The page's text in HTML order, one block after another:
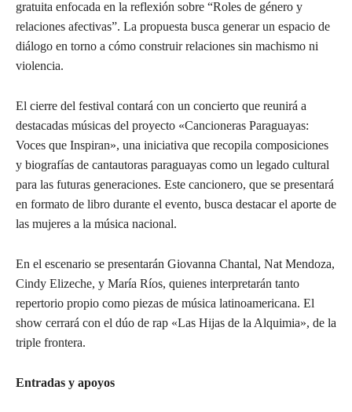
gratuita enfocada en la reflexión sobre “Roles de género y
relaciones afectivas”. La propuesta busca generar un espacio de
diálogo en torno a cómo construir relaciones sin machismo ni
violencia.
El cierre del festival contará con un concierto que reunirá a
destacadas músicas del proyecto «Cancioneras Paraguayas:
Voces que Inspiran», una iniciativa que recopila composiciones
y biografías de cantautoras paraguayas como un legado cultural
para las futuras generaciones. Este cancionero, que se presentará
en formato de libro durante el evento, busca destacar el aporte de
las mujeres a la música nacional.
En el escenario se presentarán Giovanna Chantal, Nat Mendoza,
Cindy Elizeche, y María Ríos, quienes interpretarán tanto
repertorio propio como piezas de música latinoamericana. El
show cerrará con el dúo de rap «Las Hijas de la Alquimia», de la
triple frontera.
Entradas y apoyos